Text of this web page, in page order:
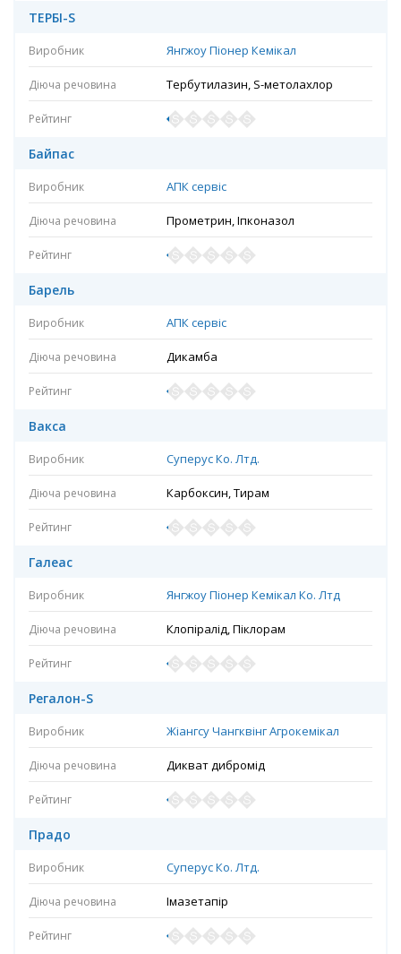
ТЕРБІ-S
Янгжоу Піонер Кемікал
Тербутилазин, S-метолахлор
Байпас
АПК сервіс
Прометрин, Іпконазол
Барель
АПК сервіс
Дикамба
Вакса
Суперус Ко. Лтд.
Карбоксин, Тирам
Галеас
Янгжоу Піонер Кемікал Ко. Лтд
Клопіралід, Піклорам
Регалон-S
Жіангсу Чангквінг Агрокемікал
Дикват дибромід
Прадо
Суперус Ко. Лтд.
Імазетапір